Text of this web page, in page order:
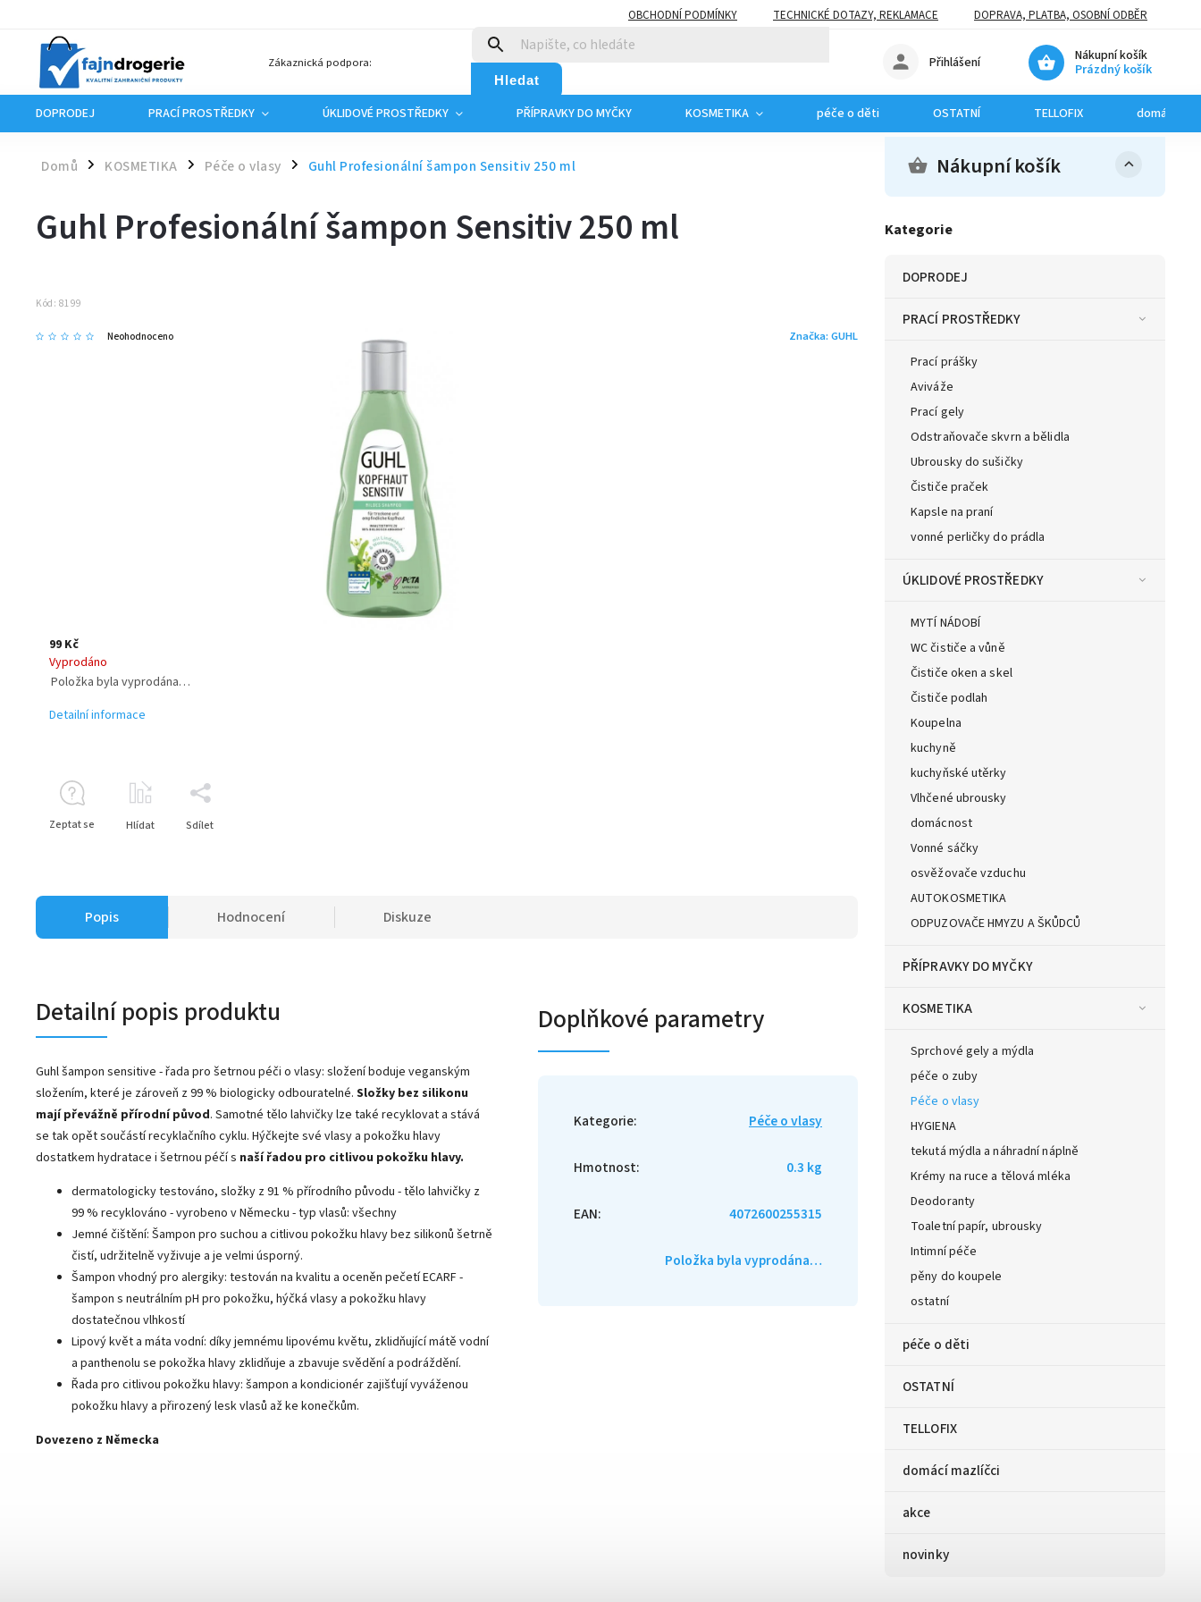
OBCHODNÍ PODMÍNKY TECHNICKÉ DOTAZY, REKLAMACE DOPRAVA, PLATBA, OSOBNÍ ODBĚR
Zákaznická podpora:
Hledat
Nákupní košík
Prázdný košík
Přihlášení
DOPRODEJ PRACÍ PROSTŘEDKY ÚKLIDOVÉ PROSTŘEDKY PŘÍPRAVKY DO MYČKY KOSMETIKA péče o děti OSTATNÍ TELLOFIX domácí
Domů / KOSMETIKA / Péče o vlasy / Guhl Profesionální šampon Sensitiv 250 ml Nákupní košík
Kategorie
DOPRODEJ
PRACÍ PROSTŘEDKY
Prací prášky
Aviváže
Prací gely
Odstraňovače skvrn a bělidla
Ubrousky do sušičky
Čističe praček
Kapsle na praní
vonné perličky do prádla
ÚKLIDOVÉ PROSTŘEDKY
MYTÍ NÁDOBÍ
WC čističe a vůně
Čističe oken a skel
Čističe podlah
Koupelna
kuchyně
kuchyňské utěrky
Vlhčené ubrousky
domácnost
Vonné sáčky
osvěžovače vzduchu
AUTOKOSMETIKA
ODPUZOVAČE HMYZU A ŠKŮDCŮ
PŘÍPRAVKY DO MYČKY
KOSMETIKA
Sprchové gely a mýdla
péče o zuby
Péče o vlasy
HYGIENA
tekutá mýdla a náhradní náplně
Krémy na ruce a tělová mléka
Deodoranty
Toaletní papír, ubrousky
Intimní péče
pěny do koupele
ostatní
péče o děti
OSTATNÍ
TELLOFIX
domácí mazlíčci
akce
novinky
Guhl Profesionální šampon Sensitiv 250 ml
Kód: 8199
Neohodnoceno Značka: GUHL
99 Kč
Vyprodáno
Položka byla vyprodána…
Detailní informace
Zeptat se Hlídat Sdílet
Popis Hodnocení Diskuze
Detailní popis produktu
Guhl šampon sensitive - řada pro šetrnou péči o vlasy: složení boduje veganským
složením, které je zároveň z 99 % biologicky odbouratelné. Složky bez silikonu
mají převážně přírodní původ. Samotné tělo lahvičky lze také recyklovat a stává
se tak opět součástí recyklačního cyklu. Hýčkejte své vlasy a pokožku hlavy
dostatkem hydratace i šetrnou péčí s naší řadou pro citlivou pokožku hlavy.
dermatologicky testováno, složky z 91 % přírodního původu - tělo lahvičky z
99 % recyklováno - vyrobeno v Německu - typ vlasů: všechny
Jemné čištění: Šampon pro suchou a citlivou pokožku hlavy bez silikonů šetrně
čistí, udržitelně vyživuje a je velmi úsporný.
Šampon vhodný pro alergiky: testován na kvalitu a oceněn pečetí ECARF -
šampon s neutrálním pH pro pokožku, hýčká vlasy a pokožku hlavy
dostatečnou vlhkostí
Lipový květ a máta vodní: díky jemnému lipovému květu, zklidňující mátě vodní
a panthenolu se pokožka hlavy zklidňuje a zbavuje svědění a podráždění.
Řada pro citlivou pokožku hlavy: šampon a kondicionér zajišťují vyváženou
pokožku hlavy a přirozený lesk vlasů až ke konečkům.
Dovezeno z Německa
Doplňkové parametry
Kategorie: Péče o vlasy
Hmotnost: 0.3 kg
EAN: 4072600255315
Položka byla vyprodána…